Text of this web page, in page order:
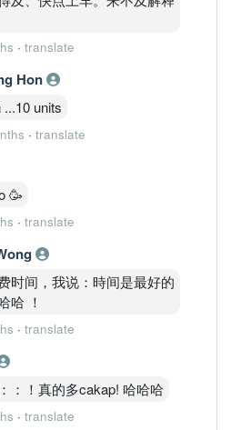
· translate
Hon
...10 units
· translate
🥳
· translate
时间，我说：時间是最好的
！
· translate
：！真的多cakap! 哈哈哈
· translate